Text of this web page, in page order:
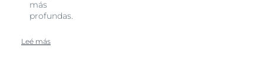
más
profundas.
Leé más